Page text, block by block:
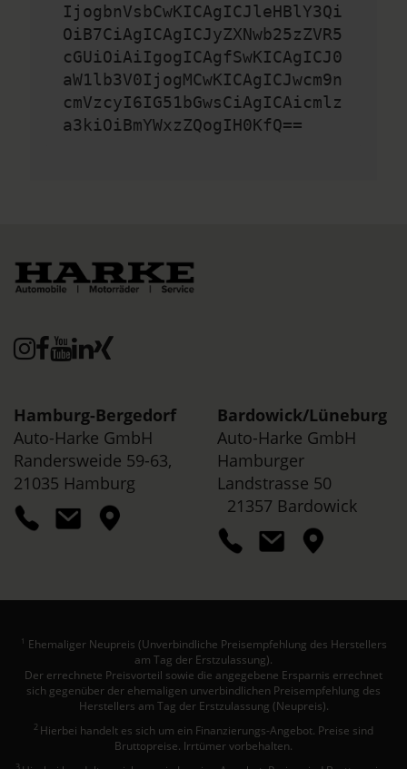
IjogbnVsbCwKICAgICJleHBlY3Qi
OiB7CiAgICAgICJyZXNwb25zZVR5
cGUiOiAiIgogICAgfSwKICAgICJ0
aW1lb3V0IjogMCwKICAgICJwcm9n
cmVzcyI6IG51bGwsCiAgICAicmlz
a3kiOiBmYWxzZQogIH0KfQ==
Hamburg-Bergedorf
Auto-Harke GmbH
Randersweide 59-63,
21035 Hamburg
Bardowick/Lüneburg
Auto-Harke GmbH
Hamburger
Landstrasse 50
21357 Bardowick
1 Ehemaliger Neupreis (Unverbindliche Preisempfehlung des Herstellers
am Tag der Erstzulassung).
Der errechnete Preisvorteil sowie die angegebene Ersparnis errechnet
sich gegenüber der ehemaligen unverbindlichen Preisempfehlung des
Herstellers am Tag der Erstzulassung (Neupreis).
2 Hierbei handelt es sich um ein Finanzierungs-Angebot. Preise sind
Bruttopreise. Irrtümer vorbehalten.